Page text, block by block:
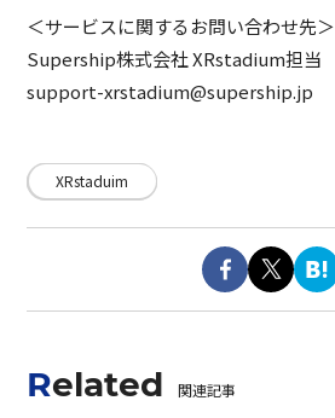
＜サービスに関するお問い合わせ先＞
Supership株式会社 XRstadium担当
support-xrstadium@supership.jp
XRstaduim
Related 関連記事